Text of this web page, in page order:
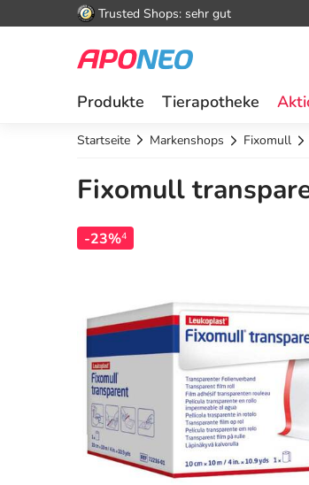
Trusted Shops: sehr gut
Produkte Tierapotheke
Startseite Markenshops Fixomull
Fixomull
-23%4